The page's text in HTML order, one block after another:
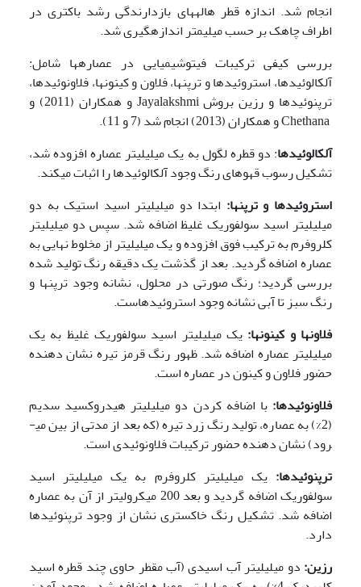
انجام شد. اندازه قطر هاله­های بازدارندگی رشد باکتری در
اطراف چاهک بر حسب میلی­متر اندازه­گیری شد.
بررسی کیفی ترکیبات فیتوشیمیایی در عصاره­ها شامل:
آلکالوئیدها، استروئیدها و ترپن­ها، فلاون و کینون­ها، فلاونوئیدها،
ترپنوئیدها و رزین بروش Jayalakshmi و همکاران (2011) و
آلکالوئیدها: دو قطره لگول به یک میلی­لیتر عصاره افزوده شد،
تشکیل رسوب قهوه­ای رنگ وجود آلکالوئید­ها را اثبات می­کند.
استروئیدها و ترپن­ها: ابتدا دو میلی­لیتر اسید استیک به دو
میلی­لیتر اسید سولفوریک غلیظ اضافه شد. سپس دو میلی­لیتر
کلروفرم به ترکیب فوق افزوده و یک میلی­لیتر از مخلوط نهایی به
عصاره اضافه گردید. بعد از گذشت یک دقیقه رنگ تولید شده
بررسی گردید؛ رنگ صورتی در محلول، نشانه وجود ترپن­ها و
رنگ سبز تا آبی نشانه وجود استروئیدهاست.
فلاون­ها و کینون­ها: یک میلی­لیتر اسید سولفوریک غلیظ به یک
میلی­لیتر عصاره اضافه شد. ظهور رنگ قرمز تیره نشان دهنده
حضور فلاون و کینون در عصاره است.
فلاونوئید­ها: با اضافه کردن دو میلی­لیتر هیدروکسید سدیم
(2%) به عصاره، تولید رنگ زرد تیره (که بعد از مدتی از بین می­
رود) نشان دهنده حضور ترکیبات فلاونوئیدی است.
ترپنوئیدها: یک میلی­لیتر کلروفرم به یک میلی­لیتر اسید
سولفوریک اضافه گردید و بعد 200 میکرولیتر از آن به عصاره
اضافه شد. تشکیل رنگ خاکستری نشان از وجود ترپنوئیدها
دارد.
رزین: دو میلی­لیتر آب اسیدی (آب مقطر حاوی چند قطره اسید